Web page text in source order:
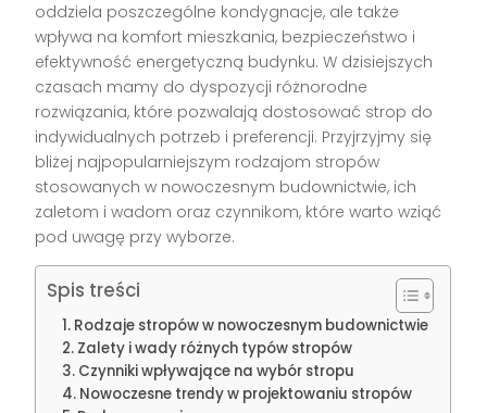
oddziela poszczególne kondygnacje, ale także
wpływa na komfort mieszkania, bezpieczeństwo i
efektywność energetyczną budynku. W dzisiejszych
czasach mamy do dyspozycji różnorodne
rozwiązania, które pozwalają dostosować strop do
indywidualnych potrzeb i preferencji. Przyjrzyjmy się
bliżej najpopularniejszym rodzajom stropów
stosowanych w nowoczesnym budownictwie, ich
zaletom i wadom oraz czynnikom, które warto wziąć
pod uwagę przy wyborze.
Spis treści
Rodzaje stropów w nowoczesnym budownictwie
Zalety i wady różnych typów stropów
Czynniki wpływające na wybór stropu
Nowoczesne trendy w projektowaniu stropów